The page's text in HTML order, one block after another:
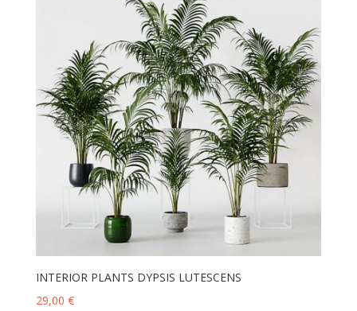
INTERIOR PLANTS DYPSIS LUTESCENS
29,00 €